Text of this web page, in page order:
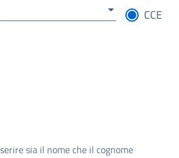
CCE
sia il nome che il cognome